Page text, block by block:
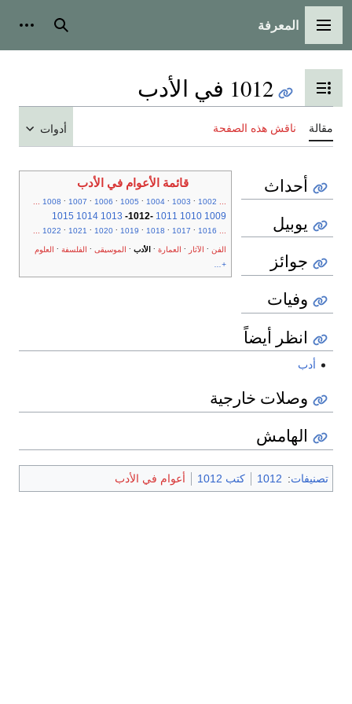
القائمة الرئيسية
المعرفة بحث
تبديل عرض جدول المحتويات
1012 في الأدب
مقالة ناقش هذه الصفحة أدوات
قائمة الأعوام في الأدب
...
1002
1003
1004
1005
1006
1007
1008
...
1009
1010
1011
-
1012
-
1013
1014
1015
...
1016
1017
1018
1019
1020
1021
1022
...
الفن الآثار العمارة الأدب الموسيقى الفلسفة
العلوم
+...
أحداث
يوبيل
جوائز
وفيات
انظر أيضاً
أدب
وصلات خارجية
الهامش
تصنيفات:
1012 كتب 1012 أعوام في الأدب